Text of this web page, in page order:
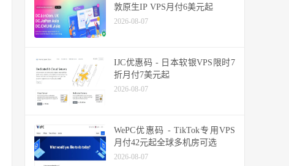
敦原生IP VPS月付6美元起
2026-08-07
IJC优惠码 - 日本软银VPS限时7
折月付7美元起
2026-08-07
WePC优惠码 - TikTok专用VPS
月付42元起全球多机房可选
2026-08-07